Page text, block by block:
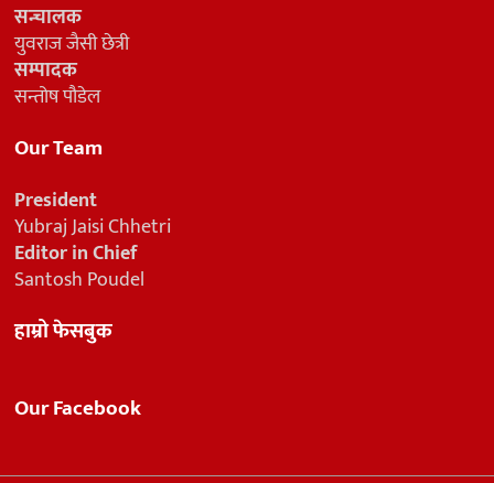
सन्चालक
युवराज जैसी छेत्री
सम्पादक
सन्तोष पौडेल
Our Team
President
Yubraj Jaisi Chhetri
Editor in Chief
Santosh Poudel
हाम्रो फेसबुक
Our Facebook